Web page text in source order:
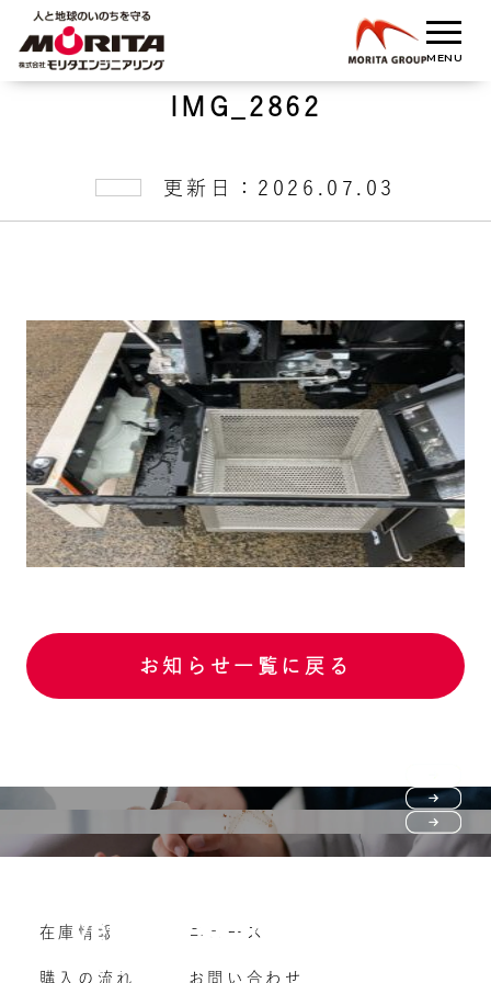
IMG_2862
更新日：2026.07.03
お知らせ一覧に戻る
購入の流れ
よくいただくご質問
Vehicle purchase
車両買い取り
在庫情報
購入の流れ
ニュース
お問い合わせ